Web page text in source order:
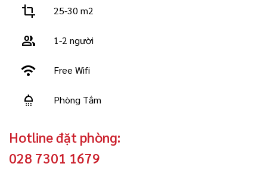
crop 25-30 m2
group 1-2 người
wifi Free Wifi
shower Phòng Tắm
Hotline đặt phòng:
028 7301 1679